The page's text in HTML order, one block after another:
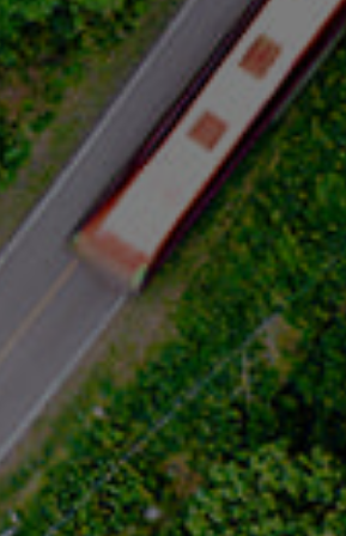
Erny WEWER S.à r.l.
wewer.lu
: 8h30 - 12h00 et 14h00 -
: fermé